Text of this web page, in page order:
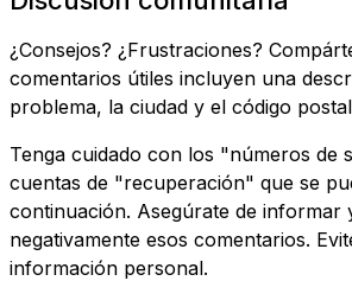
¿Consejos? ¿Frustraciones?
comentarios útiles incluyen una
problema, la ciudad y el código
Tenga cuidado con los "números de
cuentas de "recuperación" que se
continuación. Asegúrate de informar
negativamente esos comentarios.
información personal.